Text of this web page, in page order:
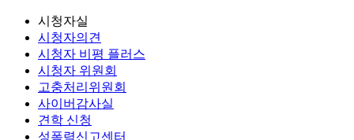
시청자실
시청자의견
시청자 비평 플러스
시청자 위원회
고충처리위원회
사이버감사실
견학 신청
성폭력신고센터